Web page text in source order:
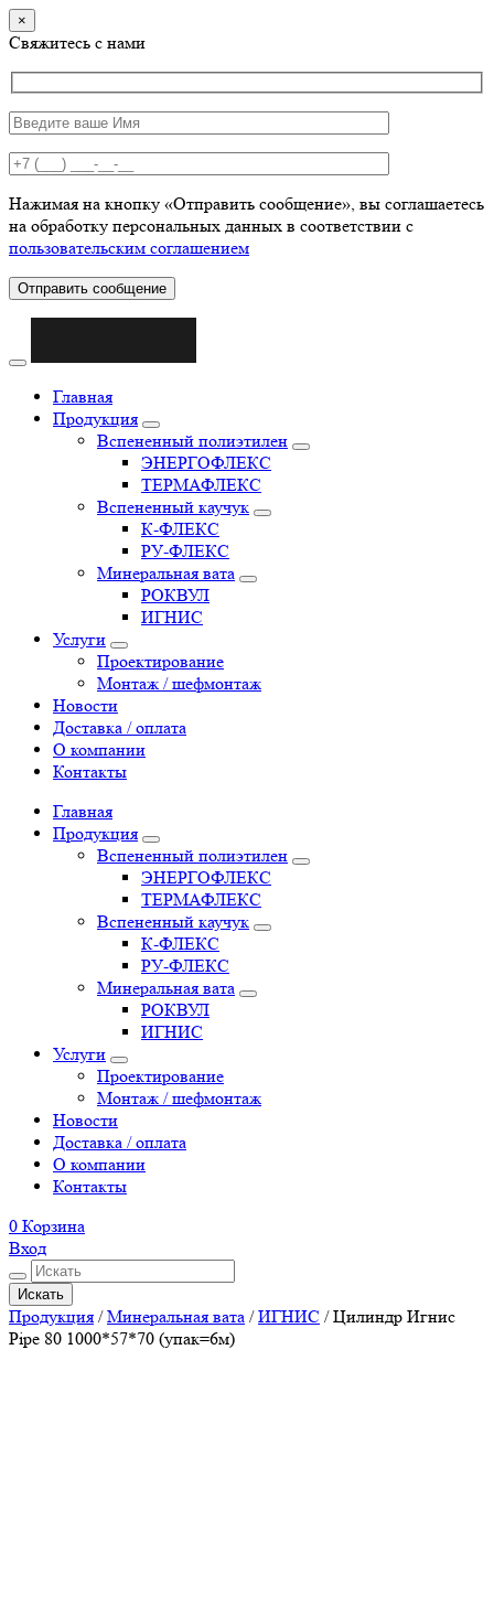
×
Свяжитесь с нами
Нажимая на кнопку «Отправить сообщение», вы соглашаетесь
на обработку персональных данных в соответствии с
пользовательским соглашением
Отправить сообщение
Главная
Продукция
Вспененный полиэтилен
ЭНЕРГОФЛЕКС
ТЕРМАФЛЕКС
Вспененный каучук
К-ФЛЕКС
РУ-ФЛЕКС
Минеральная вата
РОКВУЛ
ИГНИС
Услуги
Проектирование
Монтаж / шефмонтаж
Новости
Доставка / оплата
О компании
Контакты
Главная
Продукция
Вспененный полиэтилен
ЭНЕРГОФЛЕКС
ТЕРМАФЛЕКС
Вспененный каучук
К-ФЛЕКС
РУ-ФЛЕКС
Минеральная вата
РОКВУЛ
ИГНИС
Услуги
Проектирование
Монтаж / шефмонтаж
Новости
Доставка / оплата
О компании
Контакты
0 Корзина
Вход
Искать
Продукция /Минеральная вата /ИГНИС /Цилиндр Игнис
Pipe 80 1000*57*70 (упак=6м)